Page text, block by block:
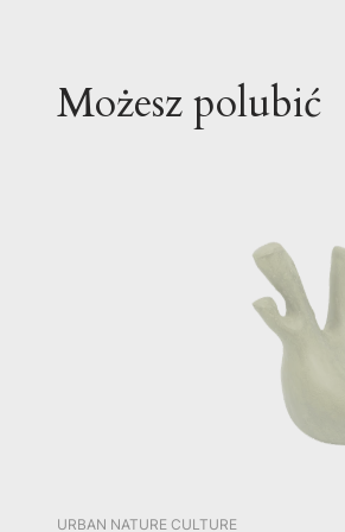
Możesz polubić
PRODUCENT
URBAN NATURE CULTURE